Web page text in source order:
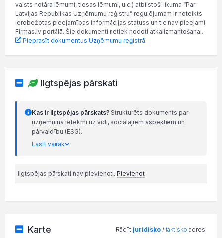
valsts notāra lēmumi, tiesas lēmumi, u.c.) atbilstoši likuma “Par
Latvijas Republikas Uzņēmumu reģistru” regulējumam ir noteikts
ierobežotas pieejamības informācijas statuss un tie nav pieejami
Firmas.lv portālā. Šie dokumenti netiek nodoti atkalizmantošanai.
Pieprasīt dokumentus Uzņēmumu reģistrā
Ilgtspējas pārskati
Kas ir ilgtspējas pārskats? Strukturēts dokuments par
uzņēmuma ietekmi uz vidi, sociālajiem aspektiem un
pārvaldību (ESG).
Lasīt vairāk
Ilgtspējas pārskati nav pievienoti. Pievienot
Karte Rādīt juridisko /faktisko adresi